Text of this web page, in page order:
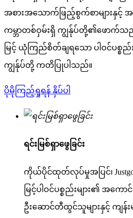
အစားအသောက်ဖြည့်စွက်စာများနှင့်
ကမ္ဘာတစ်ဝှမ်းရှိ ကျွန်ုပ်တို့၏ဖောက်သ
မြင့် ယုံကြည်စိတ်ချရသော ပါဝင်ပစ္စည်
ကျွန်ုပ်တို့ ကတိပြုပါသည်။
ပိုမိုကြည့်ရှုရန် နှိပ်ပါ
ရင်းမြစ်ရှာဖွေခြင်း
ကိုယ်ပိုင်ထုတ်လုပ်မှုအပြင်၊
မြင့်ပါဝင်ပစ္စည်းများ၏ အကေ
ဦးဆောင်တီထွင်သူများနှင့် ကျန်